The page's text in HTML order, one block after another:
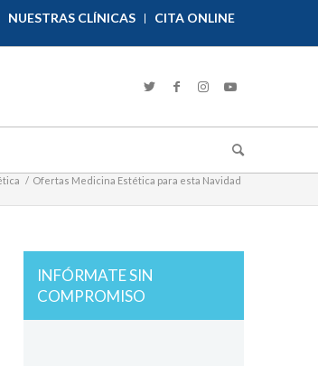
NUESTRAS CLÍNICAS CITA ONLINE
/ Ofertas Medicina Estética para esta Navidad
INFÓRMATE SIN
COMPROMISO